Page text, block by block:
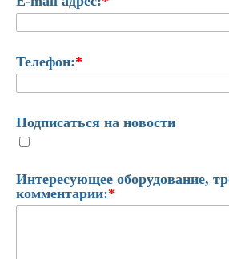
Телефон:*
Подписаться на новости
Интересующее оборудование,
комментарии:*